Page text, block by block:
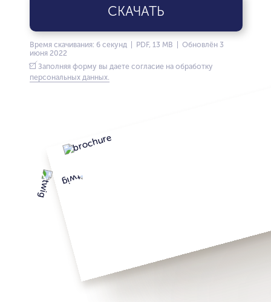
СКАЧАТЬ
Время скачивания: 6 секунд | PDF, 13 MB | Обновлён 3
июня 2022
Заполняя форму вы даете согласие на обработку
персональных данных.